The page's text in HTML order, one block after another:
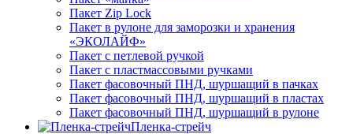
Пакет Zip Lock
Пакет в рулоне для заморозки и хранения
«ЭКОЛАЙФ»
Пакет с петлевой ручкой
Пакет с пластмассовыми ручками
Пакет фасовочный ПНД, шуршащий в пачках
Пакет фасовочный ПНД, шуршащий в пластах
Пакет фасовочный ПНД, шуршащий в рулоне
Пленка-стрейч